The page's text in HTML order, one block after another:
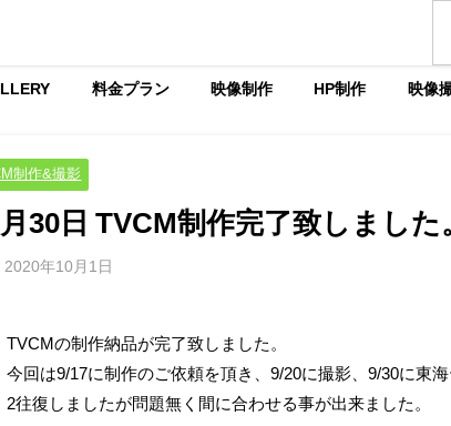
料金プラン 映像制作 HP制作 映像
制作&撮影
30日 TVCM制作完了致しました
2020年10月1日
TVCMの制作納品が完了致しました。
今回は9/17に制作のご依頼を頂き、9/20に撮影、9/30に東
2往復しましたが問題無く間に合わせる事が出来ました。